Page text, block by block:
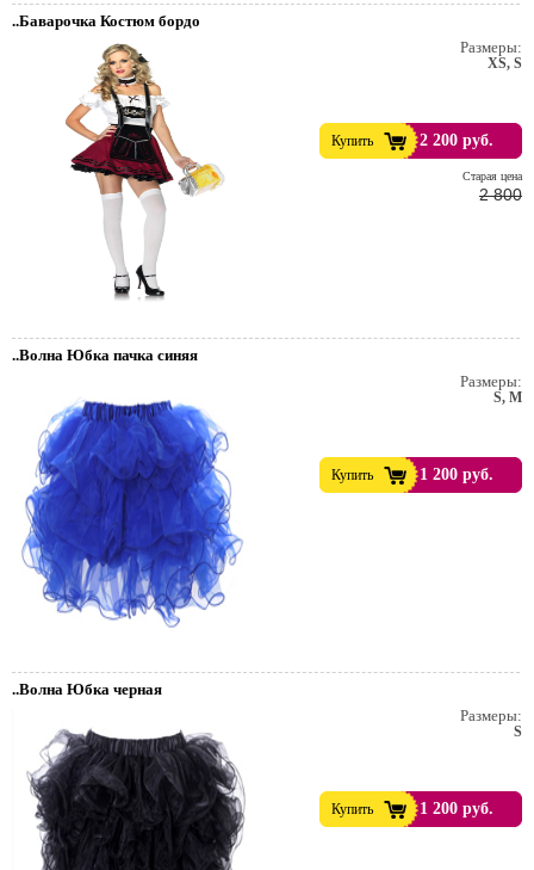
..Баварочка Костюм бордо
Размеры:
XS, S
Купить 2 200 руб.
Cтарая цена
2 800
..Волна Юбка пачка синяя
Размеры:
S, M
Купить 1 200 руб.
..Волна Юбка черная
Размеры:
S
Купить 1 200 руб.